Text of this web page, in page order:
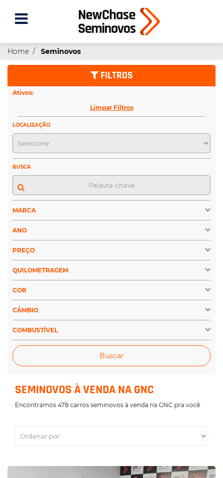
Home Seminovos
FILTROS
Ativos:
Limpar Filtros
LOCALIZAÇÃO
BUSCA
MARCA
ANO
PREÇO
QUILOMETRAGEM
COR
CÂMBIO
COMBUSTÍVEL
Buscar
SEMINOVOS À VENDA NA GNC
Encontramos 478 carros seminovos à venda na GNC pra você